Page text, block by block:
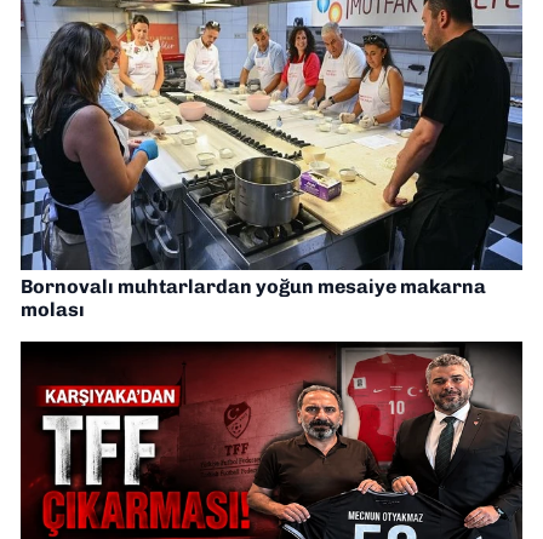
Bornovalı muhtarlardan yoğun mesaiye makarna
molası